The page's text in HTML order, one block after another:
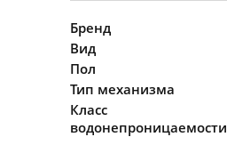
Бренд
Вид
Пол
Тип механизма
Класс
водонепроницаемости